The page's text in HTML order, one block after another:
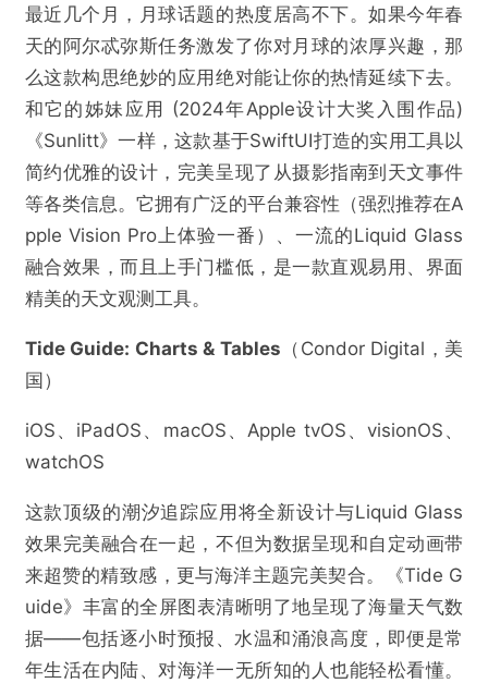
@VR陀螺
2026年苹果设计大奖入围名单公布，多款vision
OS原生应用上榜
不实信息 违法犯罪 其他
提交
最近几个月，月球话题的热度居高不下。如果今年春
天的阿尔忒弥斯任务激发了你对月球的浓厚兴趣，那
么这款构思绝妙的应用绝对能让你的热情延续下去。
和它的姊妹应用 (2024年Apple设计大奖入围作品)
《Sunlitt》一样，这款基于SwiftUI打造的实用工具以
简约优雅的设计，完美呈现了从摄影指南到天文事件
等各类信息。它拥有广泛的平台兼容性（强烈推荐在A
pple Vision Pro上体验一番）、一流的Liquid Glass
融合效果，而且上手门槛低，是一款直观易用、界面
精美的天文观测工具。
Tide Guide: Charts & Tables ​（Condor Digital，美
国）
iOS、iPadOS、macOS、Apple tvOS、visionOS、
watchOS
这款顶级的潮汐追踪应用将全新设计与Liquid Glass
效果完美融合在一起，不但为数据呈现和自定动画带
来超赞的精致感，更与海洋主题完美契合。《Tide G
uide》丰富的全屏图表清晰明了地呈现了海量天气数
据——包括逐小时预报、水温和涌浪高度，即便是常
年生活在内陆、对海洋一无所知的人也能轻松看懂。